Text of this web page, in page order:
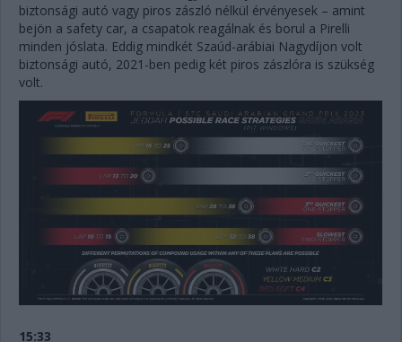
biztonsági autó vagy piros zászló nélkül érvényesek – amint
bejön a safety car, a csapatok reagálnak és borul a Pirelli
minden jóslata. Eddig mindkét Szaúd-arábiai Nagydíjon volt
biztonsági autó, 2021-ben pedig két piros zászlóra is szükség
volt.
15:33